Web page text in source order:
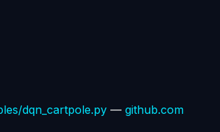
dqn_cartpole.py — github.com